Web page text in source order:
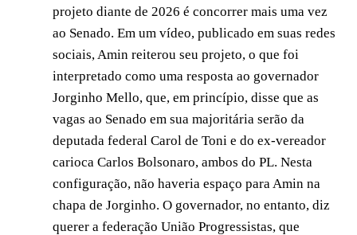
projeto diante de 2026 é concorrer mais uma vez
ao Senado. Em um vídeo, publicado em suas redes
sociais, Amin reiterou seu projeto, o que foi
interpretado como uma resposta ao governador
Jorginho Mello, que, em princípio, disse que as
vagas ao Senado em sua majoritária serão da
deputada federal Carol de Toni e do ex-vereador
carioca Carlos Bolsonaro, ambos do PL. Nesta
configuração, não haveria espaço para Amin na
chapa de Jorginho. O governador, no entanto, diz
querer a federação União Progressistas, que